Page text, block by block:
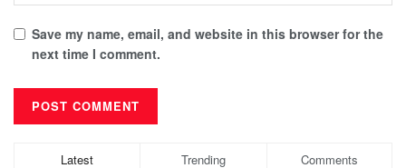
Save my name, email, and website in this browser for the
next time I comment.
Latest Trending Comments